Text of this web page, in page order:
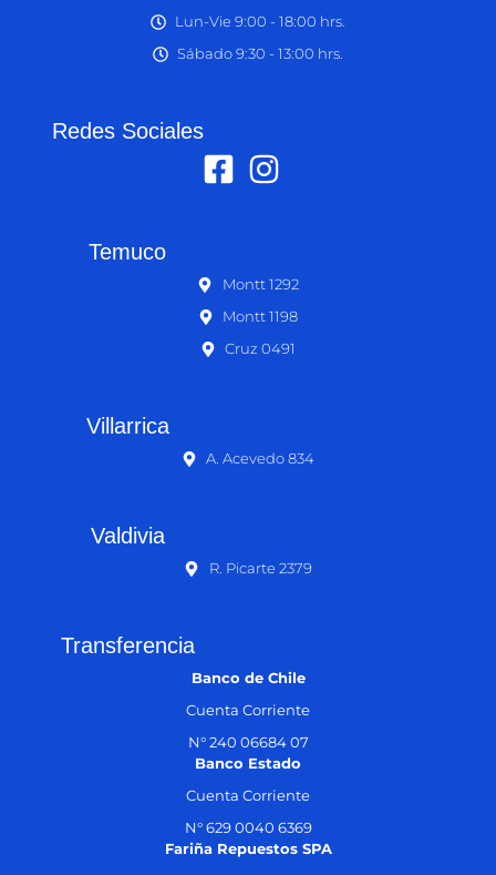
Lun-Vie 9:00 - 18:00 hrs.
Sábado 9:30 - 13:00 hrs.
Redes Sociales
Temuco
Montt 1292
Montt 1198
Cruz 0491
Villarrica
A. Acevedo 834
Valdivia
R. Picarte 2379
Transferencia
Banco de Chile
Cuenta Corriente
N° 240 06684 07
Banco Estado
Cuenta Corriente
N° 629 0040 6369
Fariña Repuestos SPA